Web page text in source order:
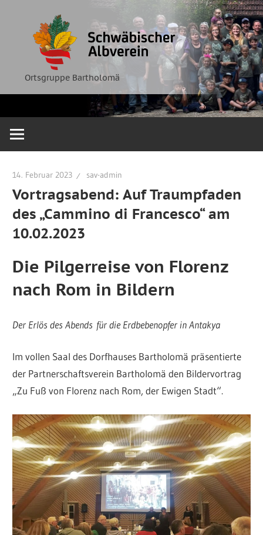
springen
Ortsgruppe Bartholomä
Albverein
Ortsgruppe
Bartholomä
14. Februar 2023 sav-admin
Vortragsabend: Auf Traumpfaden
des „Cammino di Francesco“ am
10.02.2023
Die Pilgerreise von Florenz
nach Rom in Bildern
Der Erlös des Abends für die Erdbebenopfer in Antakya
Im vollen Saal des Dorfhauses Bartholomä präsentierte
der Partnerschaftsverein Bartholomä den Bildervortrag
„Zu Fuß von Florenz nach Rom, der Ewigen Stadt“.